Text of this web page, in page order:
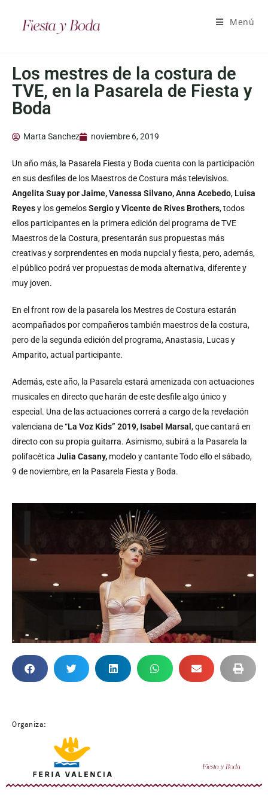
Menú
Los mestres de la costura de
TVE, en la Pasarela de Fiesta y
Boda
Marta Sanchez noviembre 6, 2019
Un año más, la Pasarela Fiesta y Boda cuenta con la participación
en sus desfiles de los Maestros de Costura más televisivos.
Angelita Suay por Jaime, Vanessa Silvano, Anna Acebedo, Luisa
Reyesy los gemelosSergio y Vicente de Rives Brothers, todos
ellos participantes en la primera edición del programa de TVE
Maestros de la Costura, presentarán sus propuestas más
creativas y sorprendentes en moda nupcial y fiesta, pero, además,
el público podrá ver propuestas de moda alternativa, diferente y
muy joven.
En el front row de la pasarela los Mestres de Costura estarán
acompañados por compañeros también maestros de la costura,
pero de la segunda edición del programa, Anastasia, Lucas y
Amparito, actual participante.
Además, este año, la Pasarela estará amenizada con actuaciones
musicales en directo que harán de este desfile algo único y
especial. Una de las actuaciones correrá a cargo de la revelación
valenciana de “La Voz Kids” 2019, Isabel Marsal , que cantará en
directo con su propia guitarra. Asimismo, subirá a la Pasarela la
polifacética Julia Casany, modelo y cantante Todo ello el sábado,
9 de noviembre, en la Pasarela Fiesta y Boda.
Organiza: